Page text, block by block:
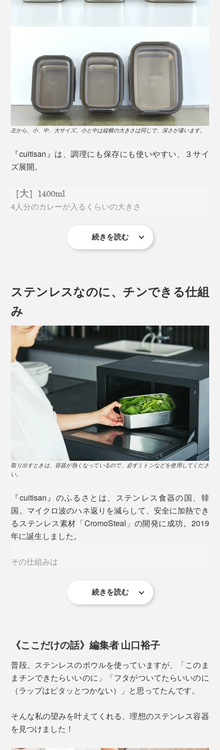
りするし、電子レンジで使えない
電子レンジ調理OK
て、そのまま保存。容器ひとつで完成します。
オーブン調理OK
下味をつけてから焼く肉料理や、仕上げに焼き目をつけ
るグラタンも、別容器に移し替える必要がなく、そのま
まオーブンへ。
油汚れ、ニオイがスッキリ落ちる
カレーを入れても、ヌルヌル汚れやニオイが残ることな
く、スッキリとした洗い上がり。色移りすることもな
左から、小、中、大サイズ。小と中は縦横の大きさは同じで、深さが違います。
『cuitisan』は、調理にも保存にも使いやすい、３サイ
ズ展開。
［大］1400ml
4人分のカレーが入るくらいの大きさ
サイズ：縦15.7×横22×高さ7.5cm
汁気の多い煮物にぴったりの深型
サイズ：縦12.9×横18.3×高さ8.3cm
（※本品）
［小］680ml
1人分のお弁当箱くらいの大きさ
サイズ：縦12.9×横18.3×高さ6cm
詳しく見る >>
本品・中サイズは、おでん2、3人分が入る大きさです。
続きを読む
ステンレスなのに、チンできる仕組
み
取り出すときは、容器が熱くなっているので、必ずミトンなどを使用してくださ
い。
『cuitisan』のふるさとは、ステンレス食器の国、韓
国。マイクロ波のハネ返りを減らして、安全に加熱でき
るステンレス素材「CromoSteal」の開発に成功。2019
年に誕生しました。
その仕組みは
マイクロ波のハネ返りをおさえて、吸収
というもの。
続きを読む
《ここだけの話》編集者 山口裕子
普段、ステンレスのボウルを使っていますが、「このま
まチンできたらいいのに」「フタがついてたらいいのに
（ラップはピタッとつかない）」と思ってたんです。
そんな私の望みを叶えてくれる、理想のステンレス容器
を見つけました！